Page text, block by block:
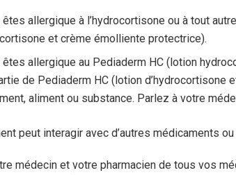
allergique à l’hydrocortisone ou à tout
et crème émolliente protectrice).
êtes allergique au Pediaderm HC (lotion
de Pediaderm HC (lotion d’hydrocortisone
aliment ou substance. Parlez à votre
peut interagir avec d’autres médicaments
médecin et votre pharmacien de tous vos